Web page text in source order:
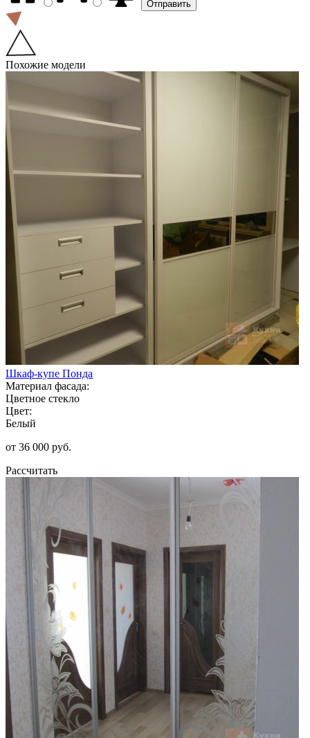
Похожие модели
Шкаф-купе Понда
Материал фасада:
Цветное стекло
Цвет:
Белый
от 36 000 руб.
Рассчитать